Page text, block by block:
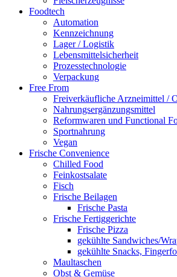
Foodtech
Automation
Kennzeichnung
Lager / Logistik
Lebensmittelsicherheit
Prozesstechnologie
Verpackung
Free From
Freiverkäufliche Arzneimittel /
Nahrungsergänzungsmittel
Reformwaren und Functional
Sportnahrung
Vegan
Frische Convenience
Chilled Food
Feinkostsalate
Fisch
Frische Beilagen
Frische Pasta
Frische Fertiggerichte
Frische Pizza
gekühlte Sandwiches/
gekühlte Snacks,
Maultaschen
Obst & Gemüse